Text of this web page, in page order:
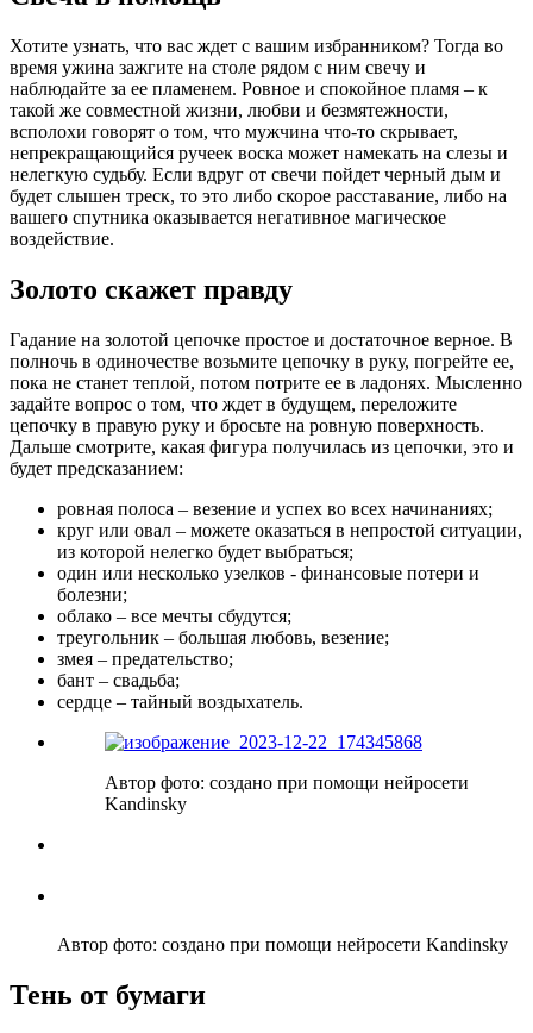
Хотите узнать, что вас ждет с вашим избранником? Тогда во
время ужина зажгите на столе рядом с ним свечу и
наблюдайте за ее пламенем. Ровное и спокойное пламя – к
такой же совместной жизни, любви и безмятежности,
всполохи говорят о том, что мужчина что-то скрывает,
непрекращающийся ручеек воска может намекать на слезы и
нелегкую судьбу. Если вдруг от свечи пойдет черный дым и
будет слышен треск, то это либо скорое расставание, либо на
вашего спутника оказывается негативное магическое
воздействие.
Золото скажет правду
Гадание на золотой цепочке простое и достаточное верное. В
полночь в одиночестве возьмите цепочку в руку, погрейте ее,
пока не станет теплой, потом потрите ее в ладонях. Мысленно
задайте вопрос о том, что ждет в будущем, переложите
цепочку в правую руку и бросьте на ровную поверхность.
Дальше смотрите, какая фигура получилась из цепочки, это и
будет предсказанием:
ровная полоса – везение и успех во всех начинаниях;
круг или овал – можете оказаться в непростой ситуации,
из которой нелегко будет выбраться;
один или несколько узелков - финансовые потери и
болезни;
облако – все мечты сбудутся;
треугольник – большая любовь, везение;
змея – предательство;
бант – свадьба;
сердце – тайный воздыхатель.
Автор фото: создано при помощи нейросети
Kandinsky
Автор фото: создано при помощи нейросети Kandinsky
Тень от бумаги